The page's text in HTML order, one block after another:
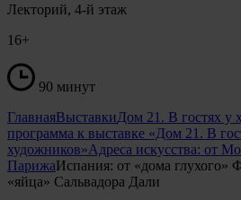
Лекторий, 4-й этаж
16+
90 минут
ГлавнаяВыставкиДом 21. В гостях у
программа к выставке «Дом 21. В
художников»Адреса искусства: от
ПарижаИспания: от «дома глухого»
«яйца» Сальвадора Дали